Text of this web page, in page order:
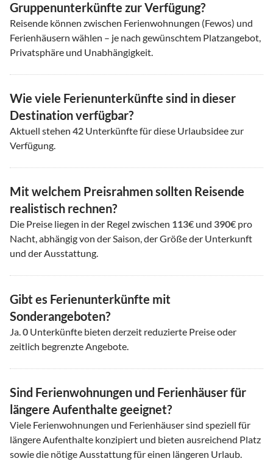
Gruppenunterkünfte zur Verfügung?
Reisende können zwischen Ferienwohnungen (Fewos) und
Ferienhäusern wählen – je nach gewünschtem Platzangebot,
Privatsphäre und Unabhängigkeit.
Wie viele Ferienunterkünfte sind in dieser
Destination verfügbar?
Aktuell stehen 42 Unterkünfte für diese Urlaubsidee zur
Verfügung.
Mit welchem Preisrahmen sollten Reisende
realistisch rechnen?
Die Preise liegen in der Regel zwischen 113€ und 390€ pro
Nacht, abhängig von der Saison, der Größe der Unterkunft
und der Ausstattung.
Gibt es Ferienunterkünfte mit
Sonderangeboten?
Ja.0 Unterkünfte bieten derzeit reduzierte Preise oder
zeitlich begrenzte Angebote.
Sind Ferienwohnungen und Ferienhäuser für
längere Aufenthalte geeignet?
Viele Ferienwohnungen und Ferienhäuser sind speziell für
längere Aufenthalte konzipiert und bieten ausreichend Platz
sowie die nötige Ausstattung für einen längeren Urlaub.